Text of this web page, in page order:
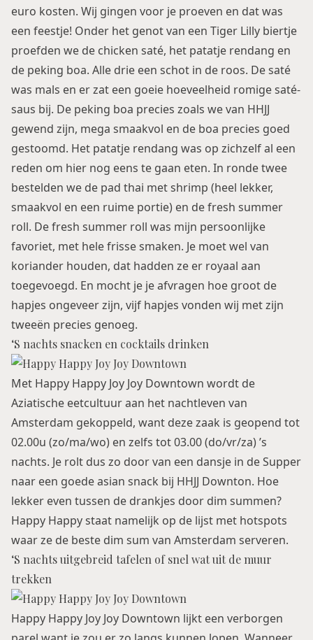
euro kosten. Wij gingen voor je proeven en dat was
een feestje! Onder het genot van een Tiger Lilly biertje
proefden we de chicken saté, het patatje rendang en
de peking boa. Alle drie een schot in de roos. De saté
was mals en er zat een goeie hoeveelheid romige saté-
saus bij. De peking boa precies zoals we van HHJJ
gewend zijn, mega smaakvol en de boa precies goed
gestoomd. Het patatje rendang was op zichzelf al een
reden om hier nog eens te gaan eten. In ronde twee
bestelden we de pad thai met shrimp (heel lekker,
smaakvol en een ruime portie) en de fresh summer
roll. De fresh summer roll was mijn persoonlijke
favoriet, met hele frisse smaken. Je moet wel van
koriander houden, dat hadden ze er royaal aan
toegevoegd. En mocht je je afvragen hoe groot de
hapjes ongeveer zijn, vijf hapjes vonden wij met zijn
tweeën precies genoeg.
‘S nachts snacken en cocktails drinken
Met Happy Happy Joy Joy Downtown wordt de
Aziatische eetcultuur aan het nachtleven van
Amsterdam gekoppeld, want deze zaak is geopend tot
02.00u (zo/ma/wo) en zelfs tot 03.00 (do/vr/za) ’s
nachts. Je rolt dus zo door van een dansje in de Supper
naar een goede asian snack bij HHJJ Downton. Hoe
lekker even tussen de drankjes door dim summen?
Happy Happy staat namelijk op de lijst met hotspots
waar ze de beste dim sum van Amsterdam serveren.
‘S nachts uitgebreid tafelen of snel wat uit de muur
trekken
Happy Happy Joy Joy Downtown lijkt een verborgen